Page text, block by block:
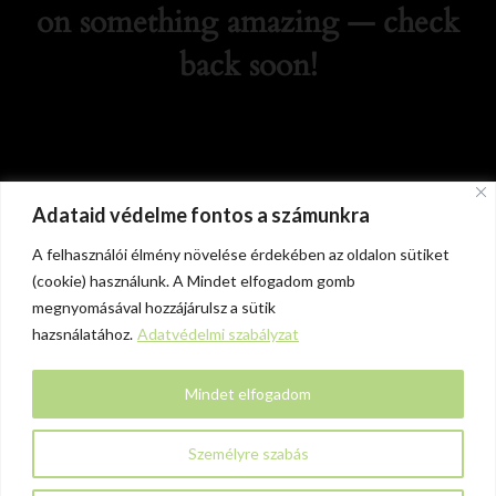
Adataid védelme fontos a számunkra
A felhasználói élmény növelése érdekében az oldalon sütiket
(cookie) használunk. A Mindet elfogadom gomb
megnyomásával hozzájárulsz a sütik
hazsnálatához. Adatvédelmi szabályzat
Személyre szabás
Mindet elfogadom
on something amazing — check
back soon!